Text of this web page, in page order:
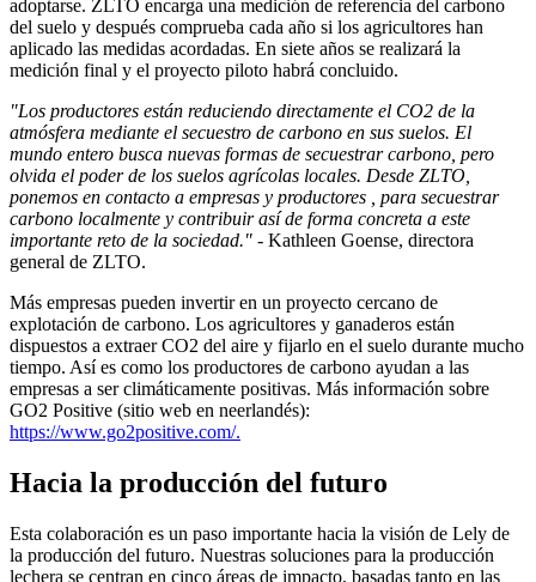
adoptarse. ZLTO encarga una medición de referencia del carbono
del suelo y después comprueba cada año si los agricultores han
aplicado las medidas acordadas. En siete años se realizará la
medición final y el proyecto piloto habrá concluido.
"Los productores están reduciendo directamente el CO2 de la
atmósfera mediante el secuestro de carbono en sus suelos. El
mundo entero busca nuevas formas de secuestrar carbono, pero
olvida el poder de los suelos agrícolas locales. Desde ZLTO,
ponemos en contacto a empresas y productores , para secuestrar
carbono localmente y contribuir así de forma concreta a este
importante reto de la sociedad." - Kathleen Goense, directora
general de ZLTO.
Más empresas pueden invertir en un proyecto cercano de
explotación de carbono. Los agricultores y ganaderos están
dispuestos a extraer CO2 del aire y fijarlo en el suelo durante mucho
tiempo. Así es como los productores de carbono ayudan a las
empresas a ser climáticamente positivas. Más información sobre
GO2 Positive (sitio web en neerlandés):
https://www.go2positive.com/.
Hacia la producción del futuro
Esta colaboración es un paso importante hacia la visión de Lely de
la producción del futuro. Nuestras soluciones para la producción
lechera se centran en cinco áreas de impacto, basadas tanto en las